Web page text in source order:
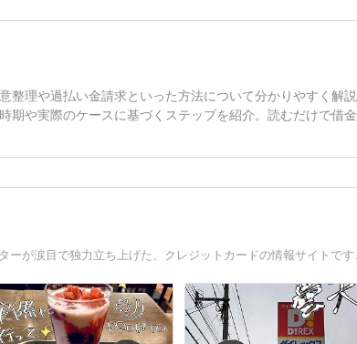
整理や過払い金請求といった方法について分かりやすく解説
期や実際のケースに基づくステップを紹介。読むだけで借金